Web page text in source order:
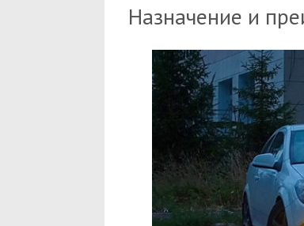
Назначение и